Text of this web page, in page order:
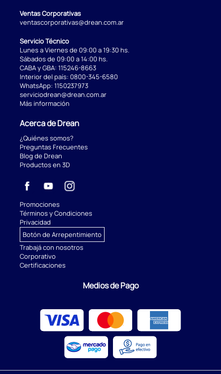
Ventas Corporativas
ventascorporativas@drean.com.ar
Servicio Técnico
Lunes a Viernes de 09:00 a 19:30 hs.
Sábados de 09:00 a 14:00 hs.
CABA y GBA: 115246-8663
Interior del país: 0800-345-6580
WhatsApp: 1150237973
serviciodrean@drean.com.ar
Más información
Acerca de Drean
¿Quiénes somos?
Preguntas Frecuentes
Blog de Drean
Productos en 3D
Promociones
Términos y Condiciones
Privacidad
Botón de Arrepentimiento
Trabajá con nosotros
Corporativo
Certificaciones
Medios de Pago